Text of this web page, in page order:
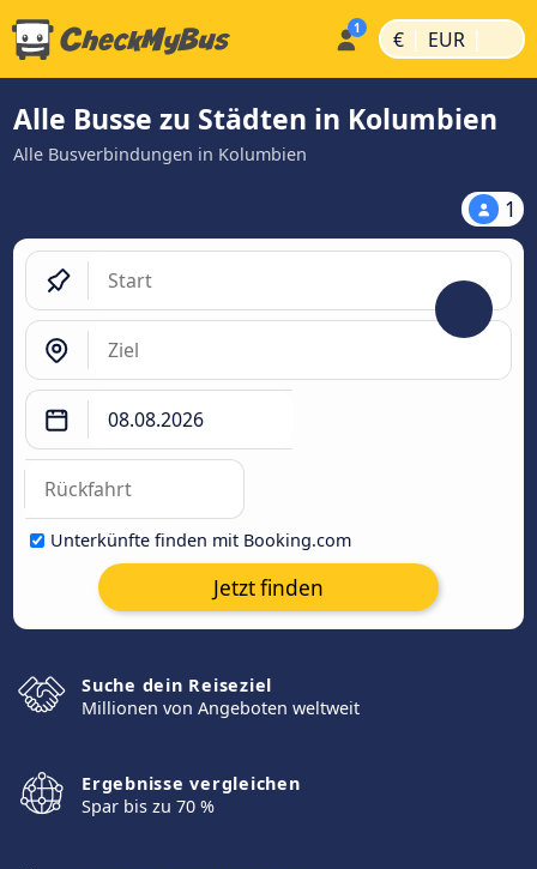
€ | EUR |
Alle Busse zu Städten in Kolumbien
Alle Busverbindungen in Kolumbien
1
Unterkünfte finden mit Booking.com
Jetzt finden
Suche dein Reiseziel
Millionen von Angeboten weltweit
Ergebnisse vergleichen
Spar bis zu 70 %